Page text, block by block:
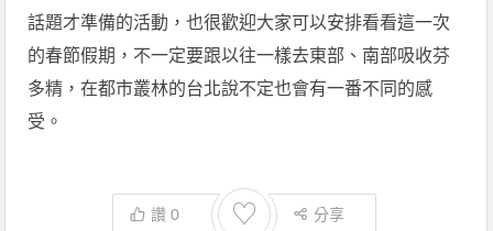
話題才準備的活動，也很歡迎大家可以安排看看這一次
的春節假期，不一定要跟以往一樣去東部、南部吸收芬
多精，在都市叢林的台北說不定也會有一番不同的感
受。
讚0 ♡ 分享